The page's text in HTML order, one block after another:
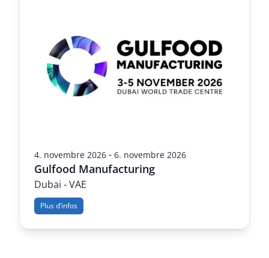
4. novembre 2026-6. novembre 2026
Gulfood Manufacturing
Dubai - VAE
Plus d’infos